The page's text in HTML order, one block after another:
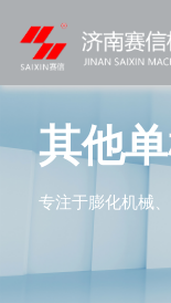
心
案
户
新
其他
专注于膨化机械